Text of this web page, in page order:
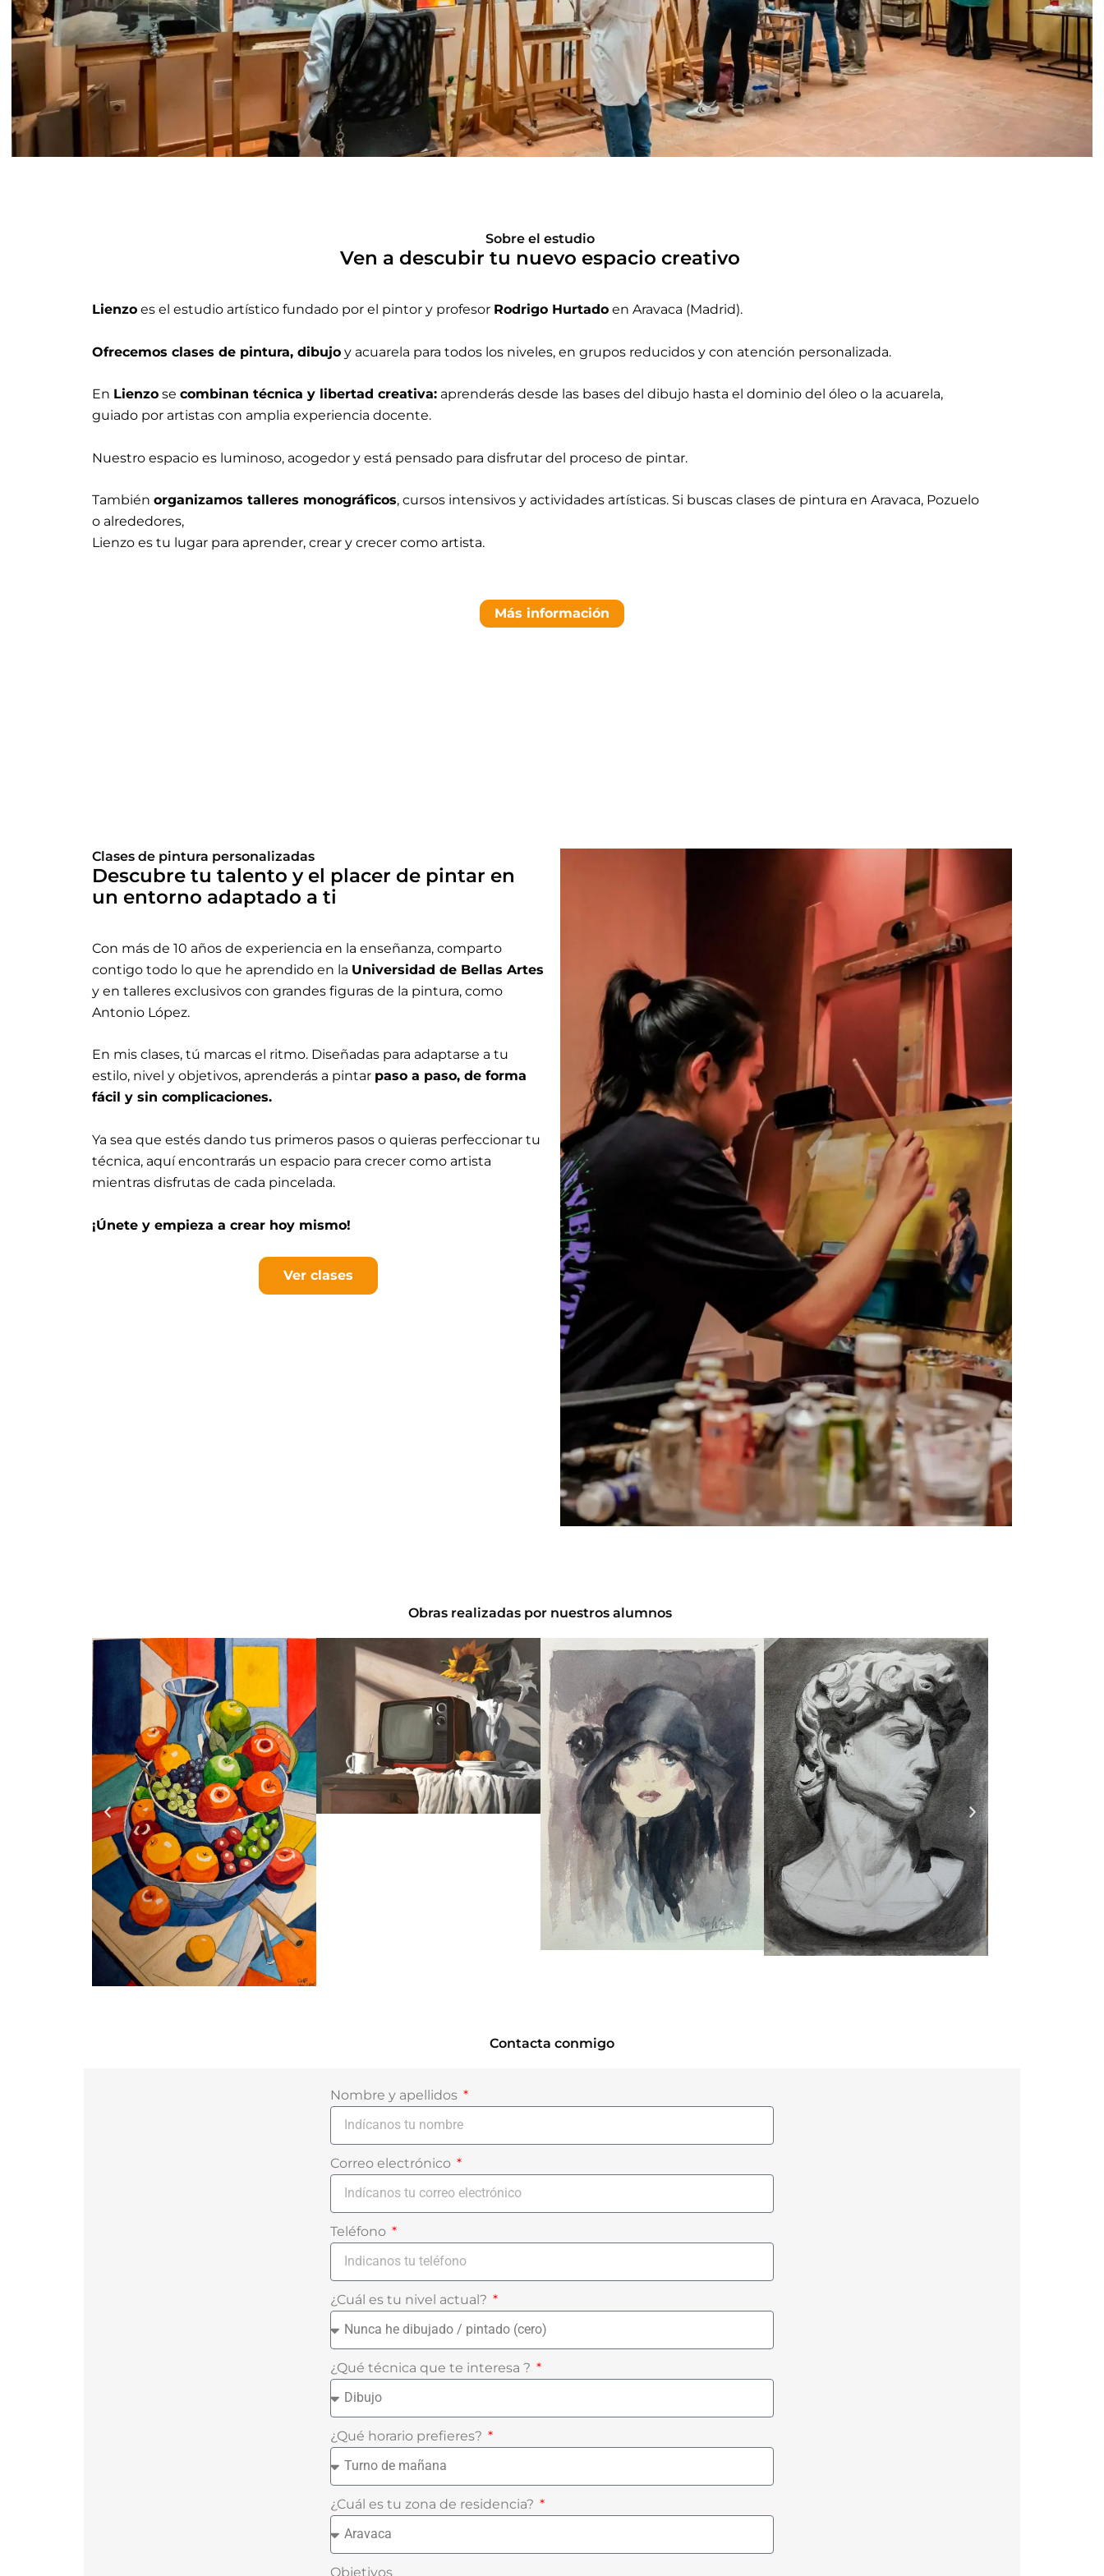
Lienzo estudio
Más información
Sobre el estudio
Ven a descubir tu nuevo espacio creativo
Lienzo es el estudio artístico fundado por el pintor y profesor Rodrigo Hurtado en Aravaca (Madrid).
Ofrecemos clases de pintura, dibujo y acuarela para todos los niveles, en grupos reducidos y con atención personalizada.
En Lienzo se combinan técnica y libertad creativa: aprenderás desde las bases del dibujo hasta el dominio del óleo o la acuarela,
guiado por artistas con amplia experiencia docente.
Nuestro espacio es luminoso, acogedor y está pensado para disfrutar del proceso de pintar.
También organizamos talleres monográficos, cursos intensivos y actividades artísticas. Si buscas clases de pintura en Aravaca, Pozuelo
o alrededores,
Lienzo es tu lugar para aprender, crear y crecer como artista.
Más información
Clases de pintura personalizadas
Descubre tu talento y el placer de pintar en
un entorno adaptado a ti
Con más de 10 años de experiencia en la enseñanza, comparto
contigo todo lo que he aprendido en la Universidad de Bellas Artes
y en talleres exclusivos con grandes figuras de la pintura, como
Antonio López.
En mis clases, tú marcas el ritmo. Diseñadas para adaptarse a tu
estilo, nivel y objetivos, aprenderás a pintar paso a paso, de forma
fácil y sin complicaciones.
Ya sea que estés dando tus primeros pasos o quieras perfeccionar tu
técnica, aquí encontrarás un espacio para crecer como artista
mientras disfrutas de cada pincelada.
¡Únete y empieza a crear hoy mismo!
Ver clases
Obras realizadas por nuestros alumnos
Contacta conmigo
Nombre y apellidos
Correo electrónico
Teléfono
¿Cuál es tu nivel actual?
¿Qué técnica que te interesa ?
¿Qué horario prefieres?
¿Cuál es tu zona de residencia?
Objetivos